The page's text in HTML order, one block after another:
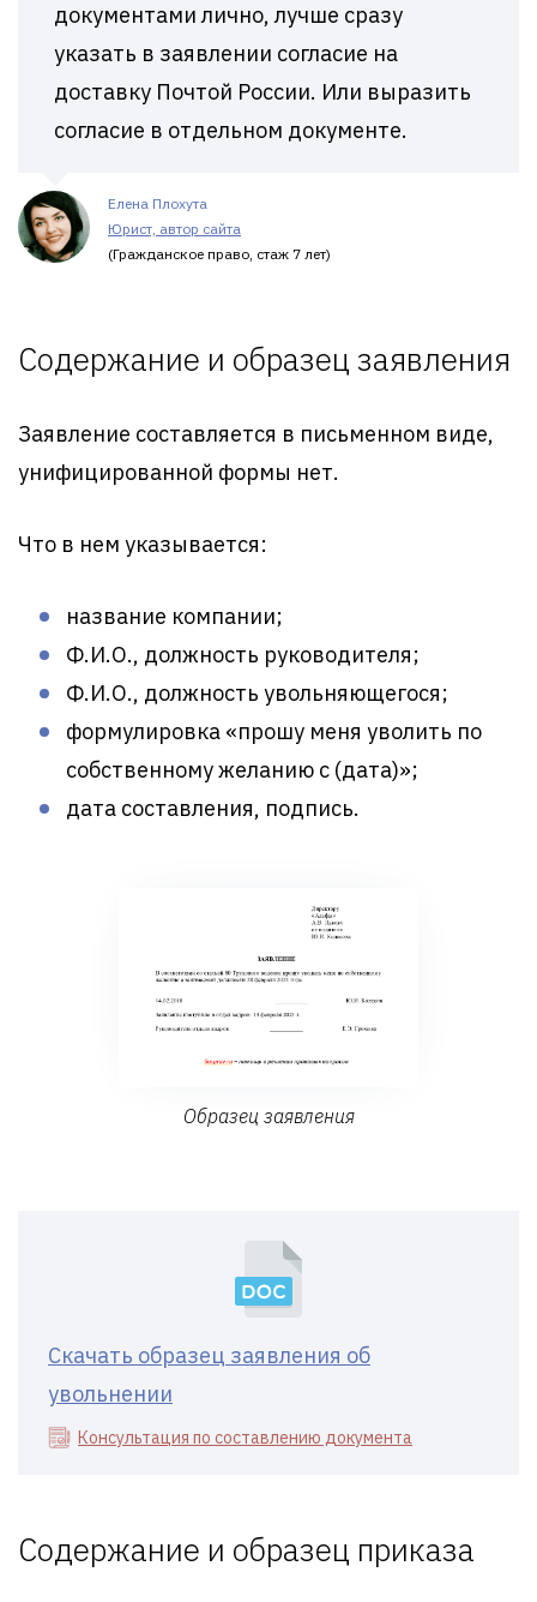
документами лично, лучше сразу
указать в заявлении согласие на
доставку Почтой России. Или выразить
согласие в отдельном документе.
Елена Плохута
Юрист, автор сайта
(Гражданское право, стаж 7 лет)
Содержание и образец заявления
Заявление составляется в письменном виде,
унифицированной формы нет.
Что в нем указывается:
название компании;
Ф.И.О., должность руководителя;
Ф.И.О., должность увольняющегося;
формулировка «прошу меня уволить по
собственному желанию с (дата)»;
дата составления, подпись.
Образец заявления
Скачать образец заявления об
увольнении
Консультация по составлению документа
Содержание и образец приказа